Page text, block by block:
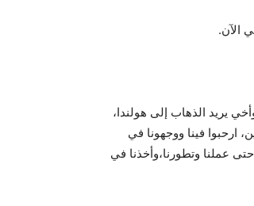
الآن.
يريد الذهاب إلى هولندا،
ارحبوا فينا ووجهونا في
عملنا وتطورنا،وأخذنا في